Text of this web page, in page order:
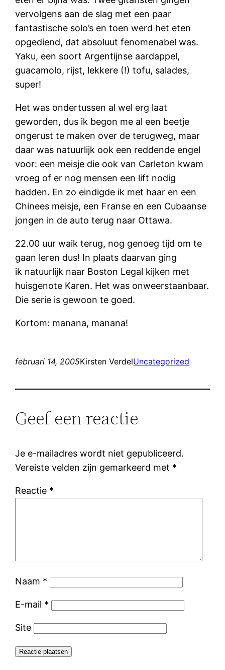
vervolgens aan de slag met een paar
fantastische solo’s en toen werd het eten
opgediend, dat absoluut fenomenabel was.
Yaku, een soort Argentijnse aardappel,
guacamolo, rijst, lekkere (!) tofu, salades,
super!
Het was ondertussen al wel erg laat
geworden, dus ik begon me al een beetje
ongerust te maken over de terugweg, maar
daar was natuurlijk ook een reddende engel
voor: een meisje die ook van Carleton kwam
vroeg of er nog mensen een lift nodig
hadden. En zo eindigde ik met haar en een
Chinees meisje, een Franse en een Cubaanse
jongen in de auto terug naar Ottawa.
22.00 uur waik terug, nog genoeg tijd om te
gaan leren dus! In plaats daarvan ging
ik natuurlijk naar Boston Legal kijken met
huisgenote Karen. Het was onweerstaanbaar.
Die serie is gewoon te goed.
Kortom: manana, manana!
februari 14, 2005Kirsten VerdelUncategorized
Geef een reactie
Je e-mailadres wordt niet gepubliceerd.
Vereiste velden zijn gemarkeerd met *
Reactie *
Naam *
E-mail *
Site